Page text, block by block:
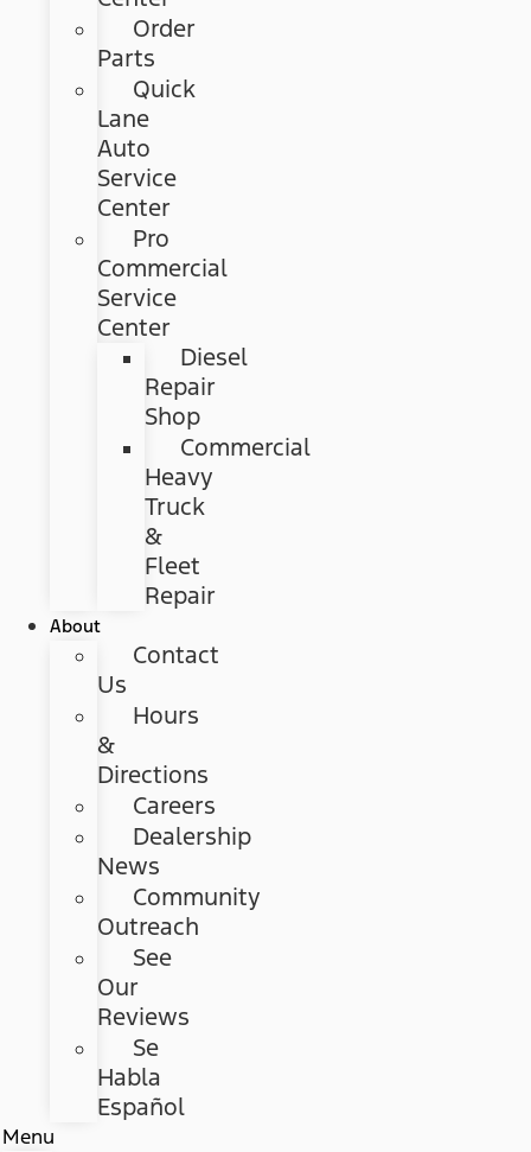
Order
Parts
Quick
Lane
Auto
Service
Center
Pro
Commercial
Service
Center
Diesel
Repair
Shop
Commercial
Heavy
Truck
&
Fleet
Repair
About
Contact
Us
Hours
&
Directions
Careers
Dealership
News
Community
Outreach
See
Our
Reviews
Se
Habla
Español
Menu